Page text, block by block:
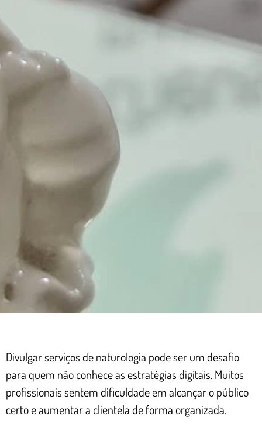
Divulgar serviços de naturologia pode ser um desafio
para quem não conhece as estratégias digitais. Muitos
profissionais sentem dificuldade em alcançar o público
certo e aumentar a clientela de forma organizada.